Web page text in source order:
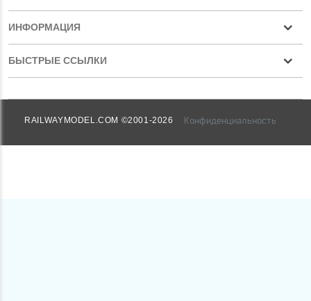
ИНФОРМАЦИЯ
БЫСТРЫЕ ССЫЛКИ
RAILWAYMODEL.COM ©2001-2026 Конфиденциальность